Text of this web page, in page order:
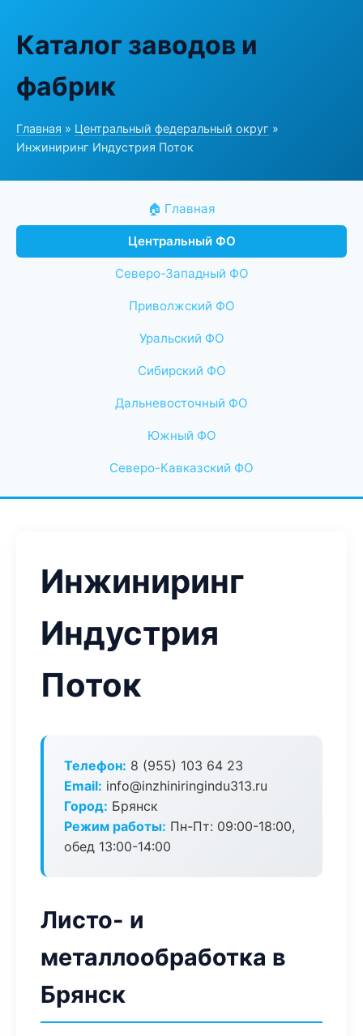
Каталог заводов и
фабрик
Главная » Центральный федеральный округ »
Инжиниринг Индустрия Поток
🏠 Главная
Центральный ФО
Северо-Западный ФО
Приволжский ФО
Уральский ФО
Сибирский ФО
Дальневосточный ФО
Южный ФО
Северо-Кавказский ФО
Инжиниринг
Индустрия
Поток
Телефон: 8 (955) 103 64 23
Email: info@inzhiniringindu313.ru
Город: Брянск
Режим работы: Пн-Пт: 09:00-18:00,
обед 13:00-14:00
Листо- и
металлообработка в
Брянск